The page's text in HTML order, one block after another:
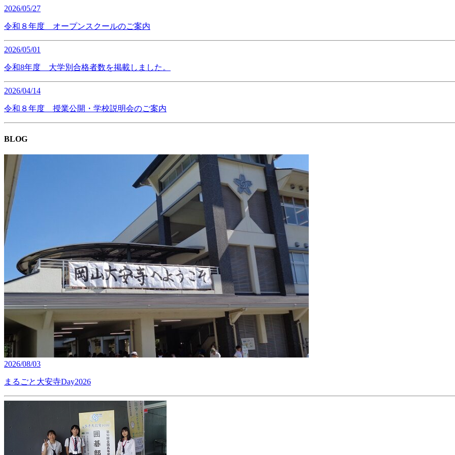
2026/05/27
令和８年度 オープンスクールのご案内
2026/05/01
令和8年度 大学別合格者数を掲載しました。
2026/04/14
令和８年度 授業公開・学校説明会のご案内
BLOG
2026/08/03
まるごと大安寺Day2026